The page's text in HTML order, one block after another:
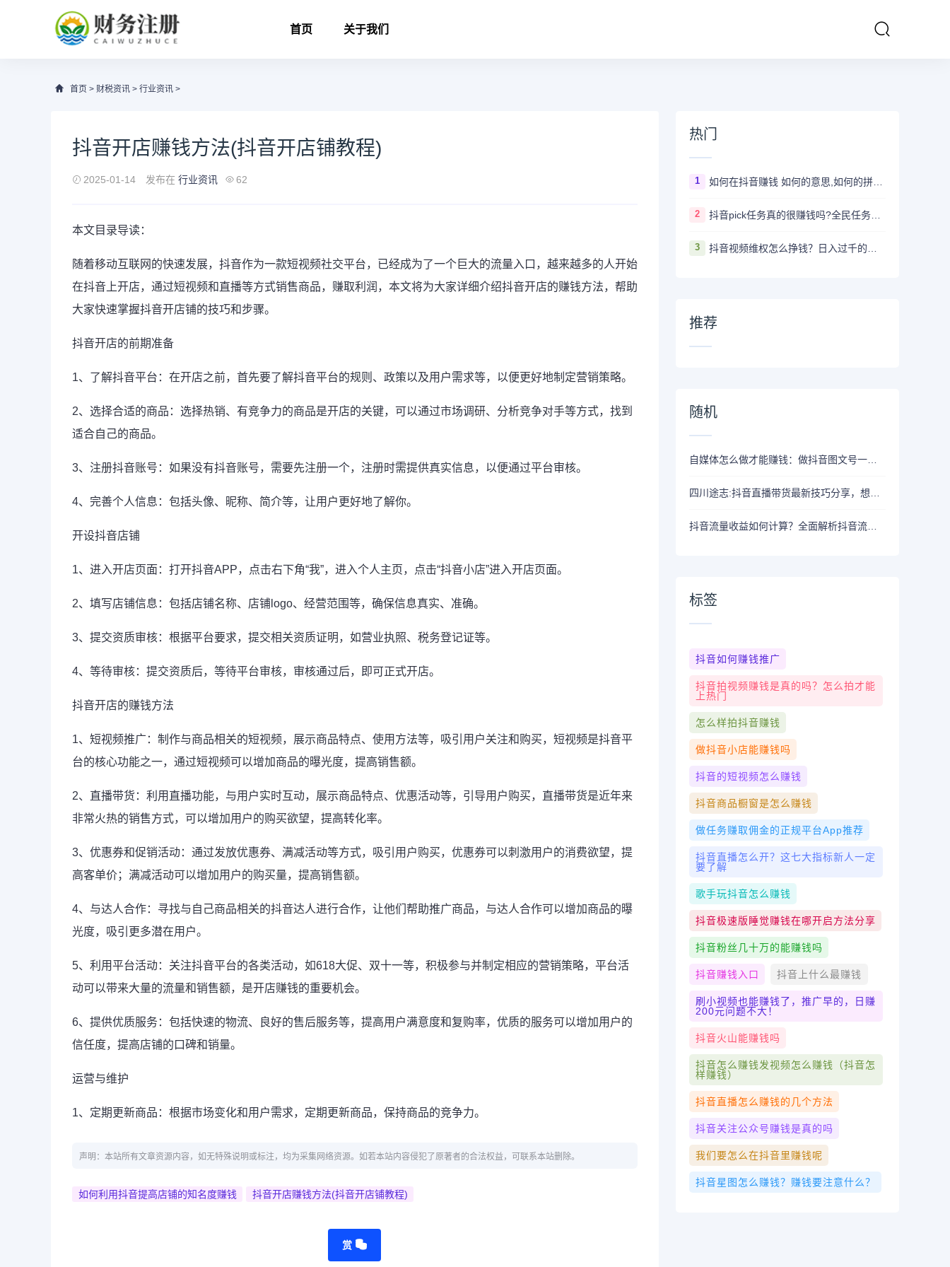
首页 关于我们
首页 > 财税资讯 > 行业资讯 >
抖音开店赚钱方法(抖音开店铺教程)
2025-01-14 发布在 行业资讯 62
本文目录导读：
随着移动互联网的快速发展，抖音作为一款短视频社交平台，已经成为了一个巨大的流量入口，越来越多的人开始
在抖音上开店，通过短视频和直播等方式销售商品，赚取利润，本文将为大家详细介绍抖音开店的赚钱方法，帮助
大家快速掌握抖音开店铺的技巧和步骤。
抖音开店的前期准备
1、了解抖音平台：在开店之前，首先要了解抖音平台的规则、政策以及用户需求等，以便更好地制定营销策略。
2、选择合适的商品：选择热销、有竞争力的商品是开店的关键，可以通过市场调研、分析竞争对手等方式，找到
适合自己的商品。
3、注册抖音账号：如果没有抖音账号，需要先注册一个，注册时需提供真实信息，以便通过平台审核。
4、完善个人信息：包括头像、昵称、简介等，让用户更好地了解你。
开设抖音店铺
1、进入开店页面：打开抖音APP，点击右下角“我”，进入个人主页，点击“抖音小店”进入开店页面。
2、填写店铺信息：包括店铺名称、店铺logo、经营范围等，确保信息真实、准确。
3、提交资质审核：根据平台要求，提交相关资质证明，如营业执照、税务登记证等。
4、等待审核：提交资质后，等待平台审核，审核通过后，即可正式开店。
抖音开店的赚钱方法
1、短视频推广：制作与商品相关的短视频，展示商品特点、使用方法等，吸引用户关注和购买，短视频是抖音平
台的核心功能之一，通过短视频可以增加商品的曝光度，提高销售额。
2、直播带货：利用直播功能，与用户实时互动，展示商品特点、优惠活动等，引导用户购买，直播带货是近年来
非常火热的销售方式，可以增加用户的购买欲望，提高转化率。
3、优惠券和促销活动：通过发放优惠券、满减活动等方式，吸引用户购买，优惠券可以刺激用户的消费欲望，提
高客单价；满减活动可以增加用户的购买量，提高销售额。
4、与达人合作：寻找与自己商品相关的抖音达人进行合作，让他们帮助推广商品，与达人合作可以增加商品的曝
光度，吸引更多潜在用户。
5、利用平台活动：关注抖音平台的各类活动，如618大促、双十一等，积极参与并制定相应的营销策略，平台活
动可以带来大量的流量和销售额，是开店赚钱的重要机会。
6、提供优质服务：包括快速的物流、良好的售后服务等，提高用户满意度和复购率，优质的服务可以增加用户的
信任度，提高店铺的口碑和销量。
运营与维护
1、定期更新商品：根据市场变化和用户需求，定期更新商品，保持商品的竞争力。
声明：本站所有文章资源内容，如无特殊说明或标注，均为采集网络资源。如若本站内容侵犯了原著者的合法权益，可联系本站删除。
如何利用抖音提高店铺的知名度赚钱 抖音开店赚钱方法(抖音开店铺教程)
赏
热门
1 如何在抖音赚钱 如何的意思,如何的拼音、近义词、造句 - 汉语查
2 抖音pick任务真的很赚钱吗?全民任务赚钱是真的假的
3
推荐
随机
标签
抖音如何赚钱推广
抖音拍视频赚钱是真的吗？怎么拍才能
上热门
怎么样拍抖音赚钱
做抖音小店能赚钱吗
抖音的短视频怎么赚钱
抖音商品橱窗是怎么赚钱
做任务赚取佣金的正规平台app推荐
抖音直播怎么开？这七大指标新人一定
要了解
歌手玩抖音怎么赚钱
抖音极速版睡觉赚钱在哪开启方法分享
抖音粉丝几十万的能赚钱吗
抖音赚钱入口 抖音上什么最赚钱
刷小视频也能赚钱了，推广早的，日赚
200元问题不大！
抖音火山能赚钱吗
抖音怎么赚钱发视频怎么赚钱（抖音怎
样赚钱）
抖音直播怎么赚钱的几个方法
抖音关注公众号赚钱是真的吗
我们要怎么在抖音里赚钱呢
抖音星图怎么赚钱？赚钱要注意什么？